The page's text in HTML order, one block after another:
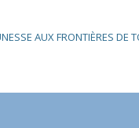
AUX FRONTIÈRES DE